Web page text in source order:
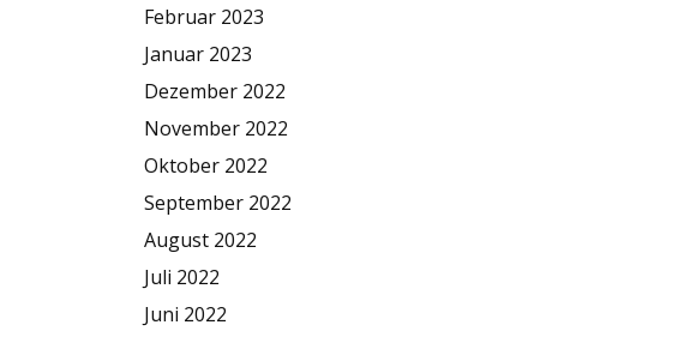
Februar 2023
Januar 2023
Dezember 2022
November 2022
Oktober 2022
September 2022
August 2022
Juli 2022
Juni 2022